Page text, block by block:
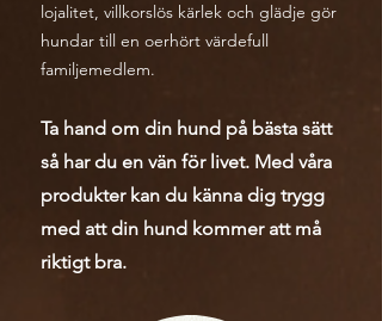
lojalitet, villkorslös kärlek och glädje gör
hundar till en oerhört värdefull
familjemedlem.
Ta hand om din hund på bästa sätt
så har du en vän för livet. Med våra
produkter kan du känna dig trygg
med att din hund kommer att må
riktigt bra.